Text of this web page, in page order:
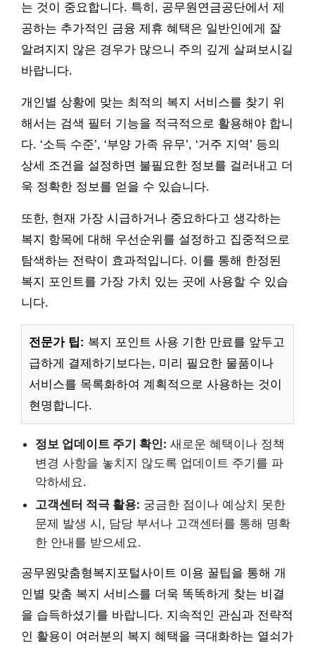
는 것이 중요합니다. 특히, 공무원연금공단에서 제
공하는 추가적인 금융 제휴 혜택은 일반인에게 잘
알려지지 않은 경우가 많으니 주의 깊게 살펴보시길
바랍니다.
개인별 상황에 맞는 최적의 복지 서비스를 찾기 위
해서는 검색 필터 기능을 적극적으로 활용해야 합니
다. ‘소득 수준’, ‘부양 가족 유무’, ‘거주 지역’ 등의
상세 조건을 설정하면 불필요한 정보를 걸러내고 더
욱 정확한 정보를 얻을 수 있습니다.
또한, 현재 가장 시급하거나 중요하다고 생각하는
복지 항목에 대해 우선순위를 설정하고 집중적으로
탐색하는 전략이 효과적입니다. 이를 통해 한정된
복지 포인트를 가장 가치 있는 곳에 사용할 수 있습
니다.
전문가 팁: 복지 포인트 사용 기한 만료를 앞두고
급하게 결제하기보다는, 미리 필요한 물품이나
서비스를 목록화하여 계획적으로 사용하는 것이
현명합니다.
정보 업데이트 주기 확인: 새로운 혜택이나 정책
변경 사항을 놓치지 않도록 업데이트 주기를 파
악하세요.
고객센터 적극 활용: 궁금한 점이나 예상치 못한
문제 발생 시, 담당 부서나 고객센터를 통해 명확
한 안내를 받으세요.
공무원맞춤형복지포털사이트 이용 꿀팁을 통해 개
인별 맞춤 복지 서비스를 더욱 똑똑하게 찾는 비결
을 습득하셨기를 바랍니다. 지속적인 관심과 전략적
인 활용이 여러분의 복지 혜택을 극대화하는 열쇠가